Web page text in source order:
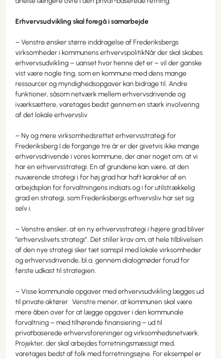
Erhvervsudvikling skal foregå i samarbejde
– Venstre ønsker større inddragelse af Frederiksbergs
virksomheder i kommunens erhvervspolitikNår der skal skabes
erhvervsudvikling – uanset hvor henne det er – vil der ganske
vist være nogle ting, som en kommune med dens mange
ressourcer og myndighedsopgaver kan bidrage til. Andre
funktioner, såsom netværk mellem erhvervsdrivende og
iværksættere, varetages bedst gennem en stærk involvering
af det lokale erhvervsliv.
– Ny og mere virksomhedsrettet erhvervsstrategi for
Frederiksberg I de forgange tre år er der givetvis ikke mange
erhvervsdrivende i vores kommune, der aner noget om, at vi
har en erhvervsstrategi. En af grundene kan være, at den
nuværende strategi i for høj grad har haft karakter af en
arbejdsplan for forvaltningens indsats og i for utilstrækkelig
grad en strategi, som Frederiksbergs erhvervsliv har set sig
selv i.
– Venstre ønsker, at en ny erhvervsstrategi i højere grad bliver
”erhvervslivets strategi”. Det stiller krav om, at hele tilblivelsen
af den nye strategi sker tæt samspil med lokale virksomheder
og erhvervsdrivende, bl.a. gennem dialogmøder forud for
første udkast til strategien.
– Visse kommunale opgaver med erhvervsudvikling lægges ud
til private aktører Venstre mener, at kommunen skal være
mere åben over for at lægge opgaver i den kommunale
forvaltning – med tilhørende finansiering – ud til
privatbaserede erhvervsforeninger og virksomhedsnetværk.
Projekter, der skal arbejdes forretningsmæssigt med,
varetages bedst af folk med forretningsøjne. For eksempel er